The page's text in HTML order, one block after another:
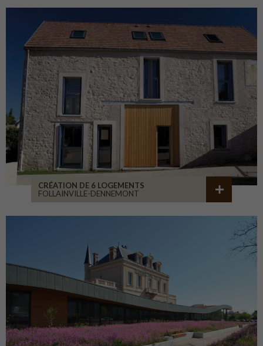
CRÉATION DE 6 LOGEMENTS
FOLLAINVILLE-DENNEMONT